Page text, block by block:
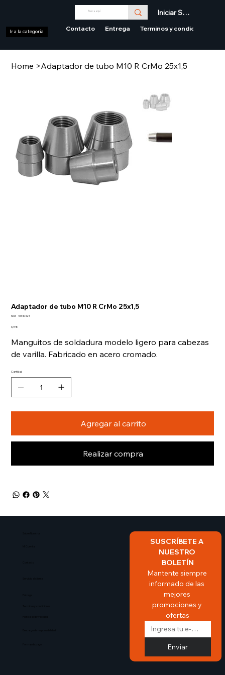
Iniciar Sesión
Contacto Entrega Terminos y condiciones
Ir a la categoría
Home >Adaptador de tubo M10 R CrMo 25x1,5
Adaptador de tubo M10 R CrMo 25x1,5
SKU:
SKU
10640425
Precio
6,19 €
Manguitos de soldadura modelo ligero para cabezas
de varilla. Fabricado en acero cromado.
Cantidad
Agregar al carrito
Realizar compra
Mi Cuenta
Contacto
Entrega
Politica de privacidad
SUSCRÍBETE A
NUESTRO
BOLETÍN
Mantente siempre
informado de las
mejores
promociones y
ofertas
Enviar